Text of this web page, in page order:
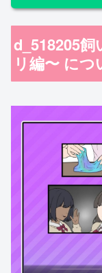
d_518205
リ編〜 につ